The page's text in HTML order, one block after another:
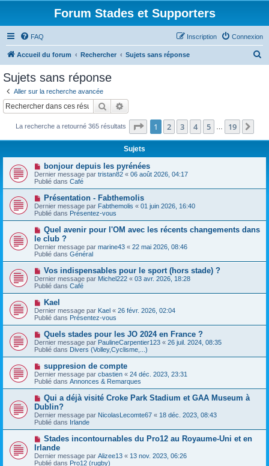
Forum Stades et Supporters
FAQ Connexion
Inscription
Accueil du forum Rechercher Sujets sans réponse
c
Sujets sans réponse
Aller sur la recherche avancée
Rechercher
La recherche a retourné 365 résultats Page 1sur19
1 2 3 4 5 19
Sujets
N
o
u
v
e
a
u
m
e
s
s
a
g
e
bonjour depuis les pyrénées
Dernier message par tristan82 « 06 août 2026, 04:17
Publié dans Café
N
o
u
v
a
u
m
e
s
s
g
e
Présentation - Fabthemolis
Dernier message par Fabthemolis « 01 juin 2026, 16:40
Publié dans Présentez-vous
N
u
v
e
a
u
m
e
s
s
a
g
e
Quel avenir pour l'OM avec les récents changements dans
le club ?
Dernier message par marine43 « 22 mai 2026, 08:46
Publié dans Général
N
o
u
v
e
a
u
m
e
s
s
a
g
Vos indispensables pour le sport (hors stade) ?
Dernier message par Michel222 « 03 avr. 2026, 18:28
Publié dans Café
N
o
u
v
a
u
m
e
s
s
a
g
e
Kael
Dernier message par Kael « 26 févr. 2026, 02:04
Publié dans Présentez-vous
N
o
u
v
a
u
m
e
s
s
a
g
e
Quels stades pour les JO 2024 en France ?
Dernier message par PaulineCarpentier123 « 26 juil. 2024, 08:35
Publié dans Divers (Volley,Cyclisme,...)
N
o
u
v
a
u
m
e
s
s
a
g
e
suppresion de compte
Dernier message par cbastien « 24 déc. 2023, 23:31
Publié dans Annonces & Remarques
N
u
v
e
a
u
m
e
s
Qui a déjà visité Croke Park Stadium et GAA Museum à
Dublin?
Dernier message par NicolasLecomte67 « 18 déc. 2023, 08:43
Publié dans Irlande
N
o
u
v
Stades incontournables du Pro12 au Royaume-Uni et en
Irlande
Dernier message par Alizee13 « 13 nov. 2023, 06:26
Publié dans Pro12 (rugby)